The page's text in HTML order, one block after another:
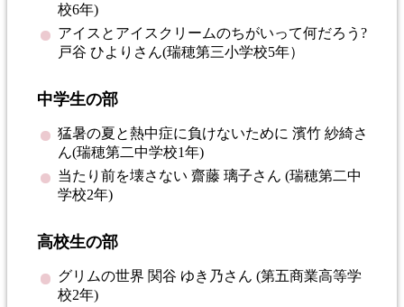
校6年)
アイスとアイスクリームのちがいって何だろう?
戸谷 ひよりさん(瑞穂第三小学校5年）
中学生の部
猛暑の夏と熱中症に負けないために 濱竹 紗綺さ
ん(瑞穂第二中学校1年)
当たり前を壊さない 齋藤 璃子さん (瑞穂第二中
学校2年)
高校生の部
グリムの世界 関谷 ゆき乃さん (第五商業高等学
校2年)